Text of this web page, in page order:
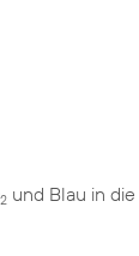
2 und Blau in die